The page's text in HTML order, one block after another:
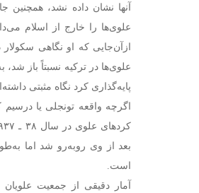
آنها نشان داده نشد،
علوی‌ها را خارج از اسلام
ازآن‌جایی که او نگاهی
علوی‌ها در ترکیه نسبتاً باز
پایه‌گذاری کرد نگاه مثبتی
بعد از وی روبه‌رو شد اما
است.
آمار دقیقی از جمعیت